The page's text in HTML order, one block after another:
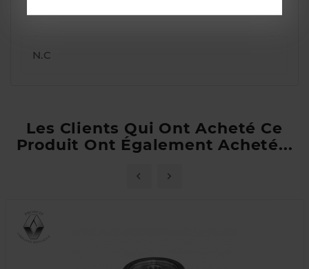
N.C
Les Clients Qui Ont Acheté Ce
Produit Ont Également Acheté...